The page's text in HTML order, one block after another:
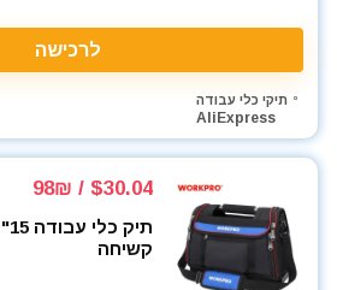
פטישון
פלס לייזר
קונגו / פטיש חציבה
רתכות
רתכת MIG CO2
לרכישה
תיקי כלי עבודה
AliExpress
$30.04 / 98₪
קשיחה